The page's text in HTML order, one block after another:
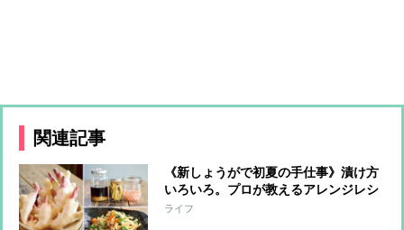
関連記事
《新しょうがで初夏の手仕事》漬け方
いろいろ。プロが教えるアレンジレシ
ピも必見！
ライフ